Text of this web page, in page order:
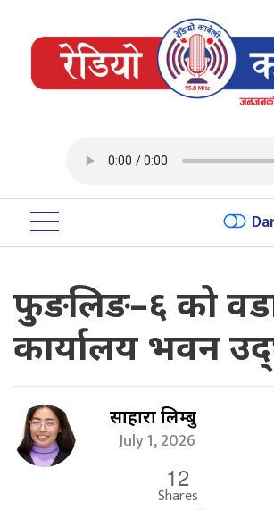
फुङलिङ–६ को
कार्यालय भवन
साहारा लिम्बु
July 1, 2026
12
Shares